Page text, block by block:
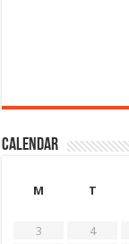
Calendar
M
T
3
4